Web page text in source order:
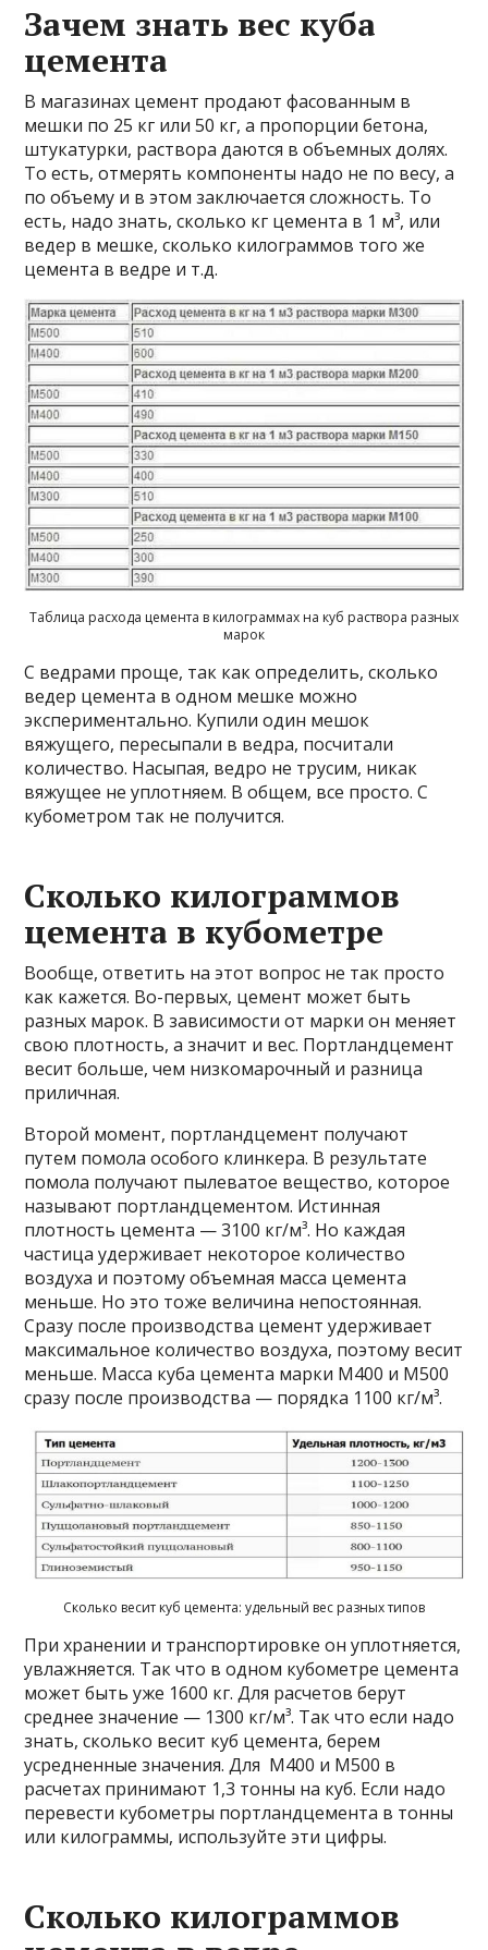
Зачем знать вес куба
цемента
В магазинах цемент продают фасованным в
мешки по 25 кг или 50 кг, а пропорции бетона,
штукатурки, раствора даются в объемных долях.
То есть, отмерять компоненты надо не по весу, а
по объему и в этом заключается сложность. То
есть, надо знать, сколько кг цемента в 1 м³, или
ведер в мешке, сколько килограммов того же
цемента в ведре и т.д.
Таблица расхода цемента в килограммах на куб раствора разных
марок
С ведрами проще, так как определить, сколько
ведер цемента в одном мешке можно
экспериментально. Купили один мешок
вяжущего, пересыпали в ведра, посчитали
количество. Насыпая, ведро не трусим, никак
вяжущее не уплотняем. В общем, все просто. С
кубометром так не получится.
Сколько килограммов
цемента в кубометре
Вообще, ответить на этот вопрос не так просто
как кажется. Во-первых, цемент может быть
разных марок. В зависимости от марки он меняет
свою плотность, а значит и вес. Портландцемент
весит больше, чем низкомарочный и разница
приличная.
Второй момент, портландцемент получают
путем помола особого клинкера. В результате
помола получают пылеватое вещество, которое
называют портландцементом. Истинная
плотность цемента — 3100 кг/м³. Но каждая
частица удерживает некоторое количество
воздуха и поэтому объемная масса цемента
меньше. Но это тоже величина непостоянная.
Сразу после производства цемент удерживает
максимальное количество воздуха, поэтому весит
меньше. Масса куба цемента марки М400 и М500
сразу после производства — порядка 1100 кг/м³.
Сколько весит куб цемента: удельный вес разных типов
При хранении и транспортировке он уплотняется,
увлажняется. Так что в одном кубометре цемента
может быть уже 1600 кг. Для расчетов берут
среднее значение — 1300 кг/м³. Так что если надо
знать, сколько весит куб цемента, берем
усредненные значения. Для М400 и М500 в
расчетах принимают 1,3 тонны на куб. Если надо
перевести кубометры портландцемента в тонны
или килограммы, используйте эти цифры.
Сколько килограммов